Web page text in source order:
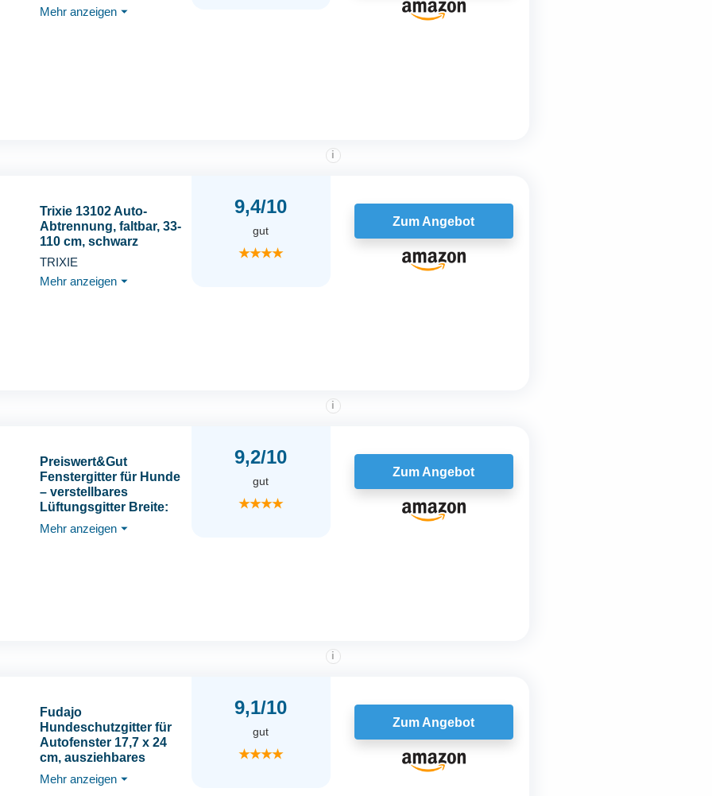
Mehr anzeigen ⏷
Trixie 13102 Auto-
Abtrennung, faltbar, 33-
110 cm, schwarz
TRIXIE
Mehr anzeigen ⏷
9,4/10
i
gut
★★★★
Zum Angebot
Preiswert&Gut
Fenstergitter für Hunde
– verstellbares
Lüftungsgitter Breite:
24-70cm Höhe: 23-7cm,
Autozubehör für
Mehr anzeigen ⏷
9,2/10
i
gut
★★★★
Zum Angebot
Fudajo
Hundeschutzgitter für
Autofenster 17,7 x 24
cm, ausziehbares
Lüftungsgitter,
Frischluftgitter für
Mehr anzeigen ⏷
9,1/10
i
gut
★★★★
Zum Angebot